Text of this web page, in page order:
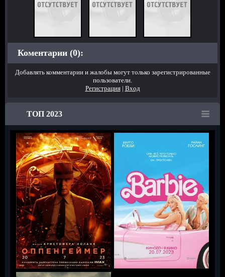
Коментарии (0):
Добавлять комментарии и жалобы могут только зарегистрированные
пользователи.
Регистрация| Вход
ТОП 2023